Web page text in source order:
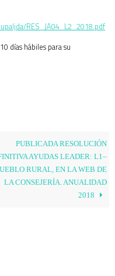
RES_JA04_L2_2018.pdf
días hábiles para su
PUBLICADA RESOLUCIÓN
AYUDAS LEADER: L1–
RURAL, EN LA WEB DE
LA CONSEJERÍA. ANUALIDAD
2018